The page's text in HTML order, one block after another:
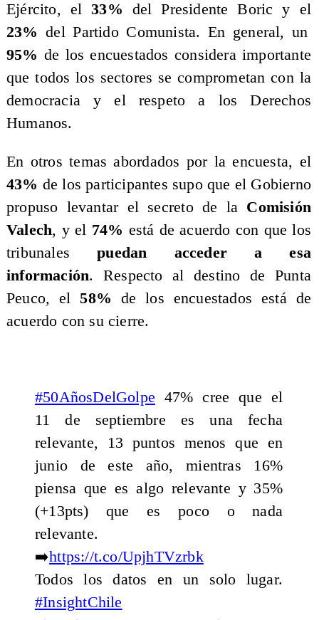
Ejército, el33% del Presidente Boric y el
23% del Partido Comunista. En general, un
95% de los encuestados considera importante
que todos los sectores se comprometan con la
democracia y el respeto a los Derechos
Humanos.
En otros temas abordados por la encuesta, el
43% de los participantes supo que el Gobierno
propuso levantar el secreto de la Comisión
Valech, y el 74% está de acuerdo con que los
tribunales puedan acceder a esa
información. Respecto al destino de Punta
Peuco, el58% de los encuestados está de
acuerdo con su cierre.
#50AñosDelGolpe 47% cree que el
11 de septiembre es una fecha
relevante, 13 puntos menos que en
junio de este año, mientras 16%
piensa que es algo relevante y 35%
(+13pts) que es poco o nada
relevante.
➡️https://t.co/UpjhTVzrbk
Todos los datos en un solo lugar.
#InsightChile